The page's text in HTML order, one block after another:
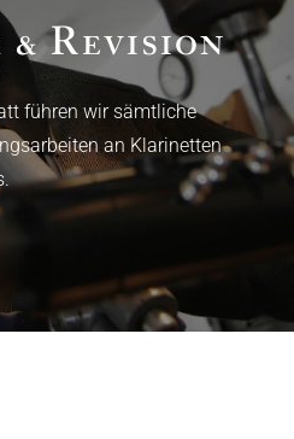
Revision
führen wir sämtliche
an Klarinetten